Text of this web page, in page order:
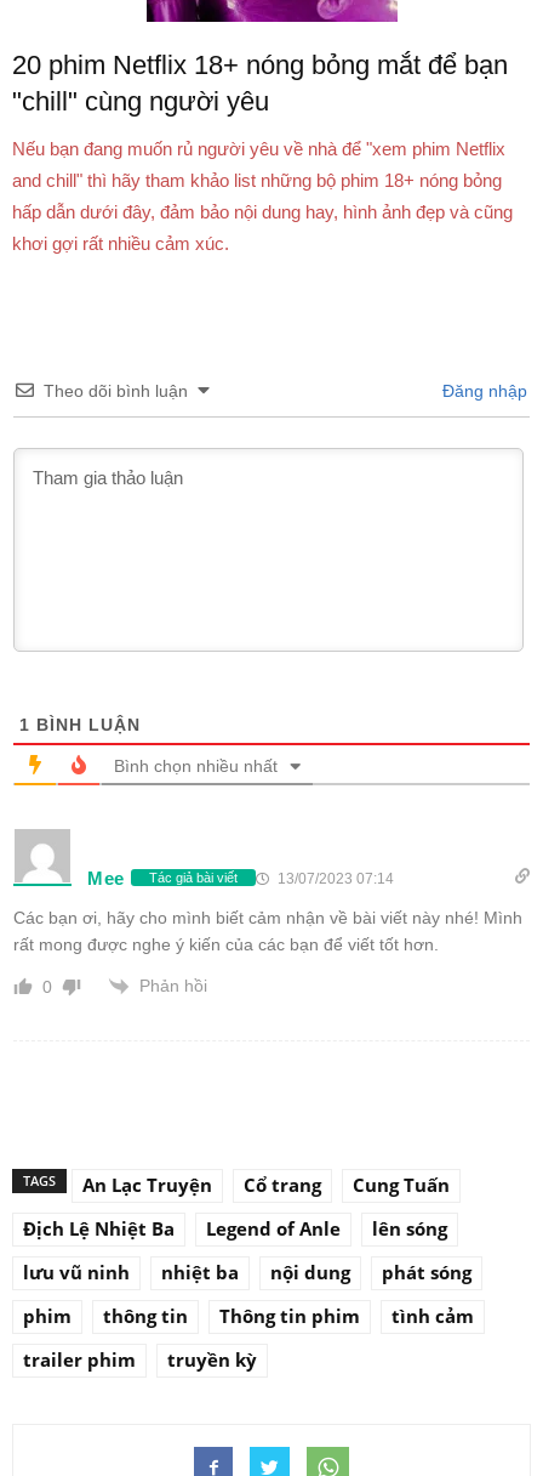
20 phim Netflix 18+ nóng bỏng mắt để bạn
"chill" cùng người yêu
Nếu bạn đang muốn rủ người yêu về nhà để "xem phim Netflix
and chill" thì hãy tham khảo list những bộ phim 18+ nóng bỏng
hấp dẫn dưới đây, đảm bảo nội dung hay, hình ảnh đẹp và cũng
khơi gợi rất nhiều cảm xúc.
Theo dõi bình luận Đăng nhập
1 BÌNH LUẬN
Bình chọn nhiều nhất
Mee Tác giả bài viết 13/07/2023 07:14
Các bạn ơi, hãy cho mình biết cảm nhận về bài viết này nhé! Mình
rất mong được nghe ý kiến của các bạn để viết tốt hơn.
0 Phản hồi
TAGS An Lạc Truyện Cổ trang
Cung Tuấn
Địch Lệ Nhiệt Ba
Legend of Anle
lên sóng
lưu vũ ninh
nhiệt ba nội dung
phát sóng
phim
thông tin Thông tin phim
tình cảm
trailer phim
truyền kỳ